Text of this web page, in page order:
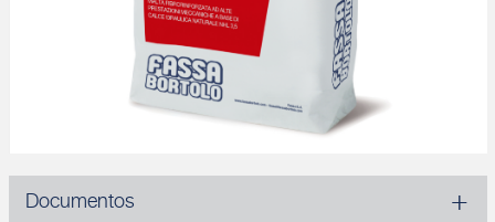
Documentos